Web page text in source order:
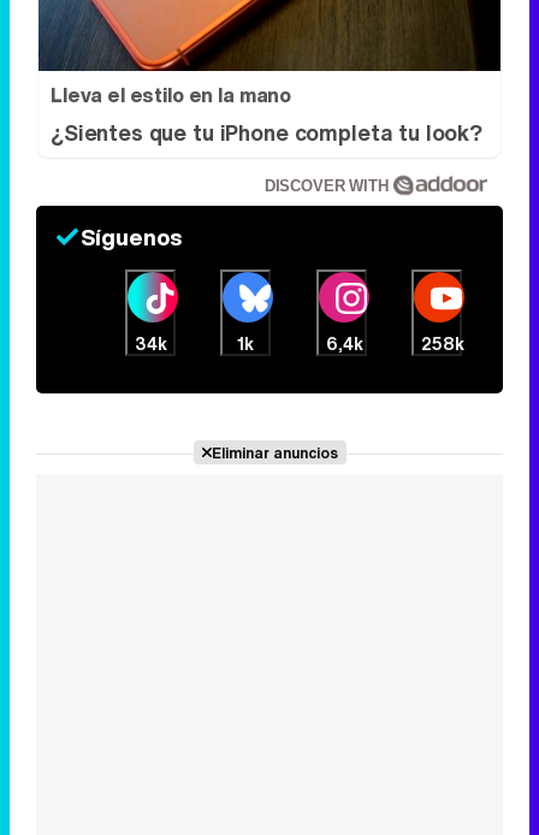
Lleva el estilo en la mano
¿Sientes que tu iPhone completa tu look?
DISCOVER WITH
Síguenos
34k 1k 6,4k 258k
Eliminar anuncios